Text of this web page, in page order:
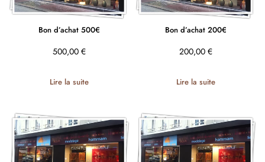
Bon d’achat 500€
500,00 €
Lire la suite
Bon d’achat 200€
200,00 €
Lire la suite